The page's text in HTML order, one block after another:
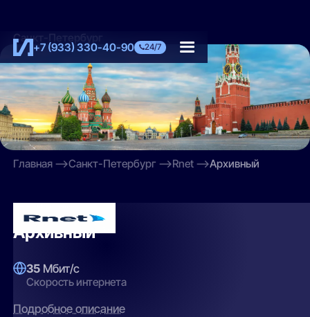
+7 (933) 330-40-90 24/7
Санкт-Петербург
Главная Санкт-Петербург Rnet Архивный
Rnet
Архивный
35 Мбит/с
Скорость интернета
Подробное описание